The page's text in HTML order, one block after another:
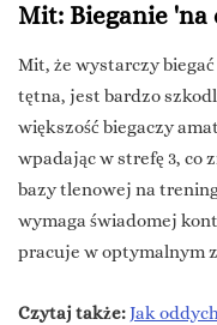
Mit: Bieganie 'na
Mit, że wystarczy
tętna, jest bardzo
większość biegaczy
wpadając w strefę 3, co
bazy tlenowej na
wymaga świadomej
pracuje w optymalnym
Czytaj także:Jak